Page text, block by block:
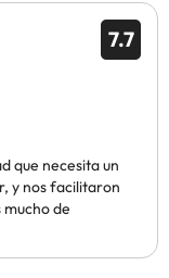
7.7
que necesita un
y nos facilitaron
de